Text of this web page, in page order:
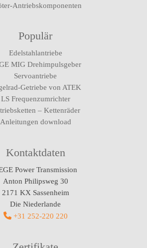
Antriebskomponenten
Populär
Edelstahlantriebe
MIG Drehimpulsgeber
Servoantriebe
Getriebe von ATEK
LS Frequenzumrichter
– Kettenräder
Anleitungen download
Kontaktdaten
Power Transmission
Anton Philipsweg 30
2171 KX Sassenheim
Die Niederlande
+31 252-220 220